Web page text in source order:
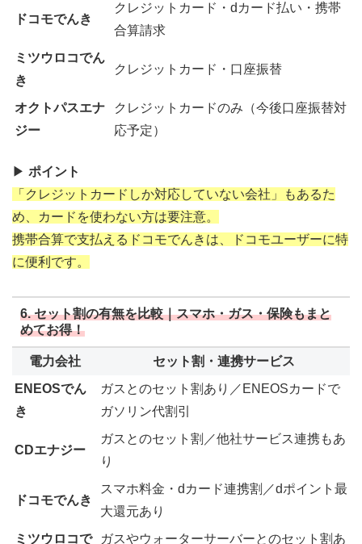
ドコモでんき
クレジットカード・dカード払い・携帯
合算請求
ミツウロコでん
き
クレジットカード・口座振替
オクトパスエナ
ジー
クレジットカードのみ（今後口座振替対
応予定）
▶ ポイント
「クレジットカードしか対応していない会社」もあるた
め、カードを使わない方は要注意。
携帯合算で支払えるドコモでんきは、ドコモユーザーに特
に便利です。
6. セット割の有無を比較｜スマホ・ガス・保険もまと
めてお得！
電力会社
セット割・連携サービス
ENEOSでん
き
ガスとのセット割あり／ENEOSカードで
ガソリン代割引
CDエナジー
ガスとのセット割／他社サービス連携もあ
り
ドコモでんき
スマホ料金・dカード連携割／dポイント最
大還元あり
ミツウロコで
ガスやウォーターサーバーとのセット割あ